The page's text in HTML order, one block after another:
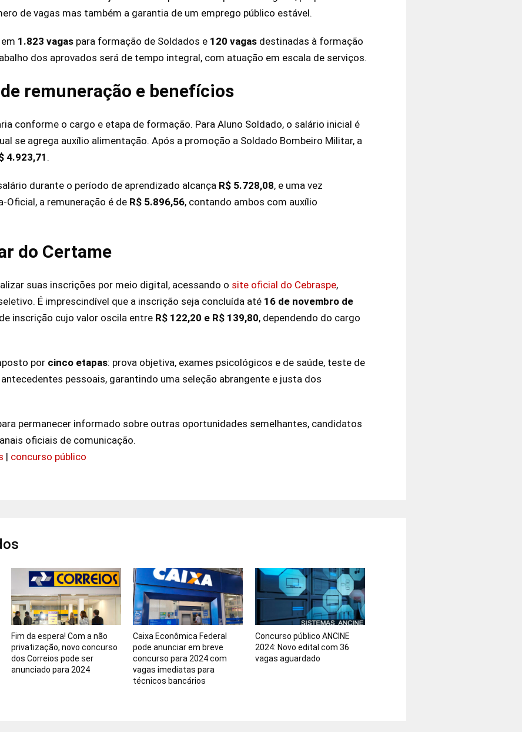
de vagas mas também a garantia de um emprego público estável.
1.823 vagas para formação de Soldados e 120 vagas destinadas à formação
dos aprovados será de tempo integral, com atuação em escala de serviços.
remuneração e benefícios
conforme o cargo e etapa de formação. Para Aluno Soldado, o salário inicial é
se agrega auxílio alimentação. Após a promoção a Soldado Bombeiro Militar, a
4.923,71 .
durante o período de aprendizado alcança R$ 5.728,08, e uma vez
Oficial, a remuneração é de R$ 5.896,56, contando ambos com auxílio
do Certame
suas inscrições por meio digital, acessando o site oficial do Cebraspe,
É imprescindível que a inscrição seja concluída até 16 de novembro de
inscrição cujo valor oscila entre R$ 122,20 e R$ 139,80, dependendo do cargo
por cinco etapas: prova objetiva, exames psicológicos e de saúde, teste de
pessoais, garantindo uma seleção abrangente e justa dos
permanecer informado sobre outras oportunidades semelhantes, candidatos
oficiais de comunicação.
| concurso público
Fim da espera! Com a não
privatização, novo concurso
dos Correios pode ser
anunciado para 2024
Caixa Econômica Federal
pode anunciar em breve
concurso para 2024 com
vagas imediatas para
técnicos bancários
Concurso público ANCINE
2024: Novo edital com 36
vagas aguardado